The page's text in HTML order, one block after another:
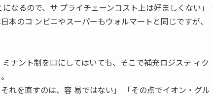
るので、サ プライチェーンコスト上は好ましくない」 ――
本のコ ンビニやスーパーもウォルマートと同じですが、
ナント制を口にしてはいても、そこで補充ロジステ ィク
れを直すのは、容 易ではない」 「その点でイオン・グル